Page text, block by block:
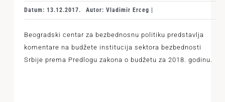
Datum: 13.12.2017. Autor: Vladimir Erceg |
Beogradski centar za bezbednosnu politiku predstavlja
komentare na budžete institucija sektora bezbednosti
Srbije prema Predlogu zakona o budžetu za 2018. godinu.